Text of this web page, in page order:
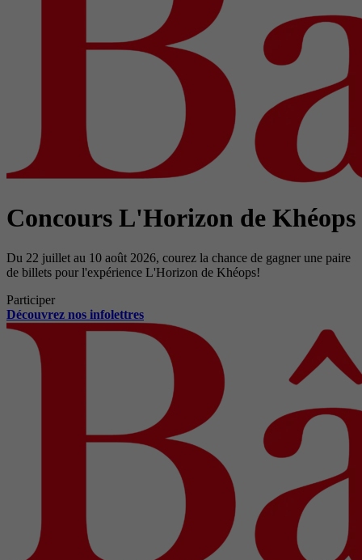
Concours L'Horizon de Khéops
Du 22 juillet au 10 août 2026, courez la chance de gagner une paire
de billets pour l'expérience L'Horizon de Khéops!
Participer
Découvrez nos infolettres